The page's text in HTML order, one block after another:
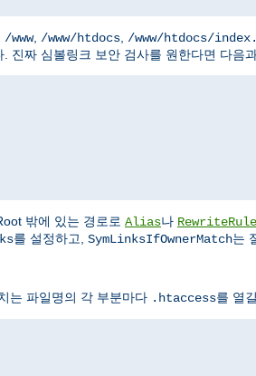
/www, /www/htdocs, /www/htdocs/
진짜 심볼링크 보안 검사를 원한다면 다음
밖에 있는 경로로 Alias나 RewriteRule
를 설정하고, SymLinksIfOwnerMatch는
는 파일명의 각 부분마다 .htaccess를 열